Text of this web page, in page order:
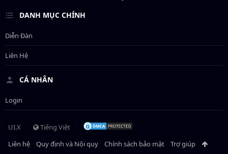
DANH MỤC CHÍNH
Diễn Đàn
Liên Hệ
CÁ NHÂN
Login
UI.X
Tiếng Việt
Liên hệ
Quy định và Nội quy Chính sách bảo mật Trợ giúp